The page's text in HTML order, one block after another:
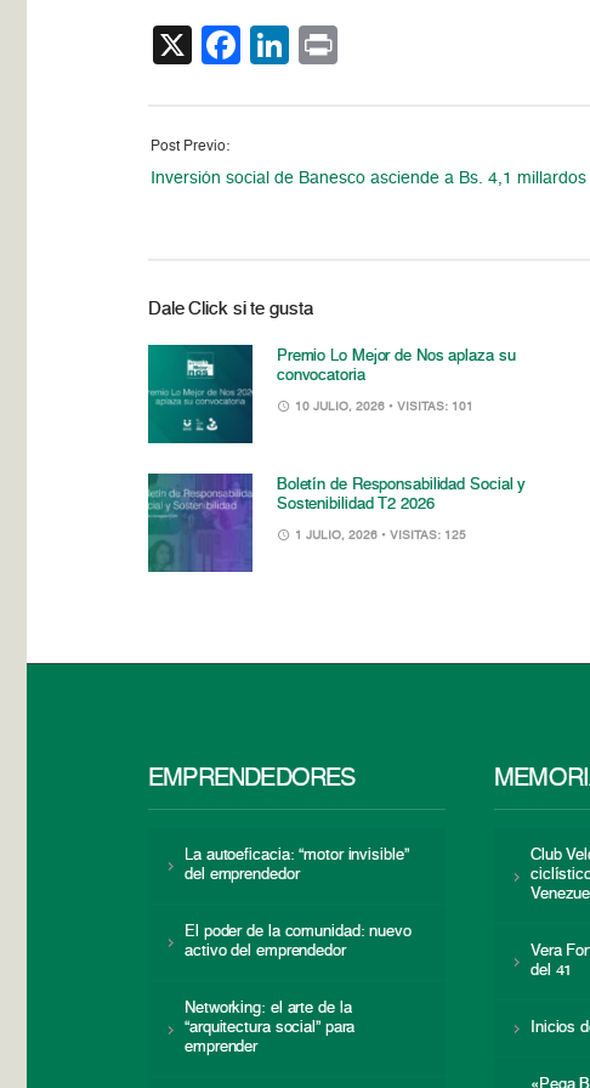
X Facebook
LinkedIn
Post Previo:
Inversión social de Banesco asciende a Bs. 4,1 millardos
Dale Click si te gusta
Premio Lo Mejor de Nos aplaza su
convocatoria
10 JULIO, 2026 • VISITAS: 101
Boletín de Responsabilidad Social y
Sostenibilidad T2 2026
1 JULIO, 2026 • VISITAS: 125
EMPRENDEDORES
La autoeficacia: “motor invisible”
del emprendedor
El poder de la comunidad: nuevo
activo del emprendedor
Networking: el arte de la
“arquitectura social” para
emprender
Club
Vera
del 41
Inicios